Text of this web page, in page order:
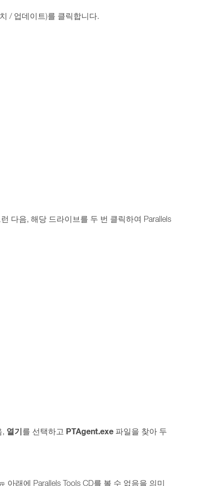
/ 업데이트)를 클릭합니다.
다음, 해당 드라이브를 두 번 클릭하여 Parallels
, 열기를 선택하고 PTAgent.exe 파일을 찾아 두
아래에 Parallels Tools CD를 볼 수 없음을 의미